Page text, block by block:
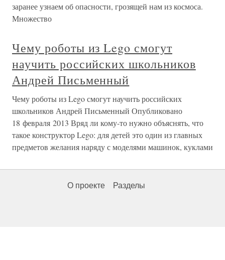
заранее узнаем об опасности, грозящей нам из космоса.
Множество
Чему роботы из Lego смогут
научить российских школьников
Андрей Письменный
Чему роботы из Lego смогут научить российских
школьников Андрей Письменный Опубликовано
18 февраля 2013 Вряд ли кому-то нужно объяснять, что
такое конструктор Lego: для детей это один из главных
предметов желания наряду с моделями машинок, куклами
О проекте Разделы